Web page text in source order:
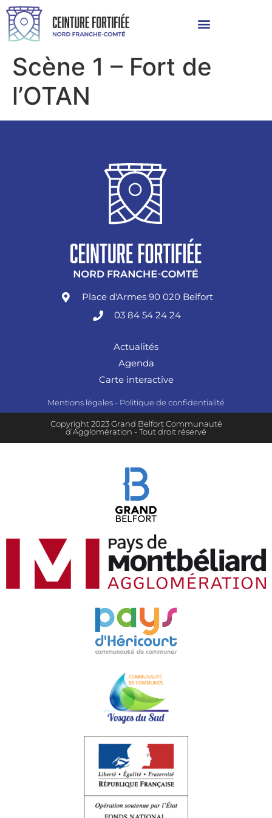
Scène 1 – Fort de
l’OTAN
Place d'Armes 90 020 Belfort
03 84 54 24 24
Actualités
Agenda
Carte interactive
Mentions légales - Politique de confidentialité
Copyright 2023 Grand Belfort Communauté
d’Agglomération - Tout droit réservé